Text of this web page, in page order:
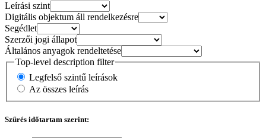
Leírási szint
Digitális objektum áll rendelkezésre
Segédlet
Szerzői jogi állapot
Általános anyagok rendeltetése
Top-level description filter
Legfelső szintű leírások
Az összes leírás
Szűrés időtartam szerint: